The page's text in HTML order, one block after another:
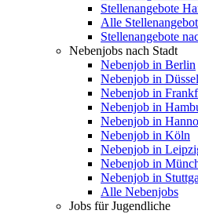
Stellenangebote
Alle
Stellenangebote
Nebenjobs nach Stadt
Nebenjob in Berlin
Nebenjob in
Nebenjob in
Nebenjob in
Nebenjob in
Nebenjob in Köln
Nebenjob in
Nebenjob in
Nebenjob in
Alle Nebenjobs
Jobs für Jugendliche